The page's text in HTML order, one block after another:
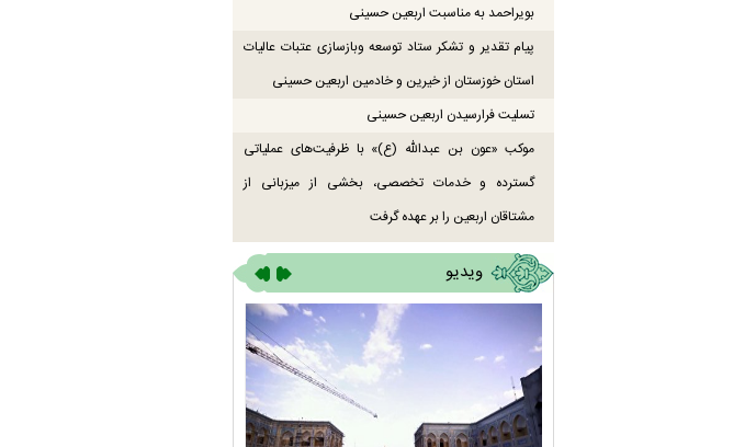
بویراحمد به مناسبت اربعین حسینی
پیام تقدیر و تشکر ستاد توسعه وبازسازی عتبات عالیات
استان خوزستان از خیرین و خادمین اربعین حسینی
تسلیت فرارسیدن اربعین حسینی
موکب «عون بن عبدالله (ع)» با ظرفیت‌های عملیاتی
گسترده و خدمات تخصصی، بخشی از میزبانی از
مشتاقان اربعین را بر عهده گرفت
ویدیو